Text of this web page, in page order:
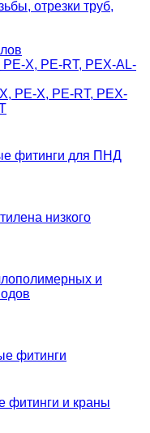
отрезки труб,
X, PE-RT, PEX-AL-
PE-X, PE-RT, PEX-
фитинги для ПНД
низкого
и
фитинги
и краны